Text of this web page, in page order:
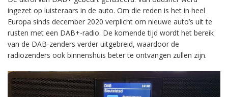
ingezet op luisteraars in de auto. Om die reden is het in heel
Europa sinds december 2020 verplicht om nieuwe auto’s uit te
rusten met een DAB+-radio. De komende tijd wordt het bereik
van de DAB-zenders verder uitgebreid, waardoor de
radiozenders ook binnenshuis beter te ontvangen zullen zijn.